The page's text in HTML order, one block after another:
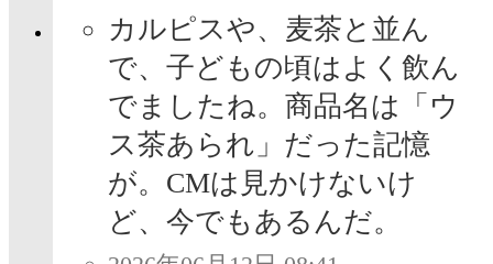
カルピスや、麦茶と並ん
で、子どもの頃はよく飲ん
でましたね。商品名は「ウ
ス茶あられ」だった記憶
が。CMは見かけないけ
ど、今でもあるんだ。